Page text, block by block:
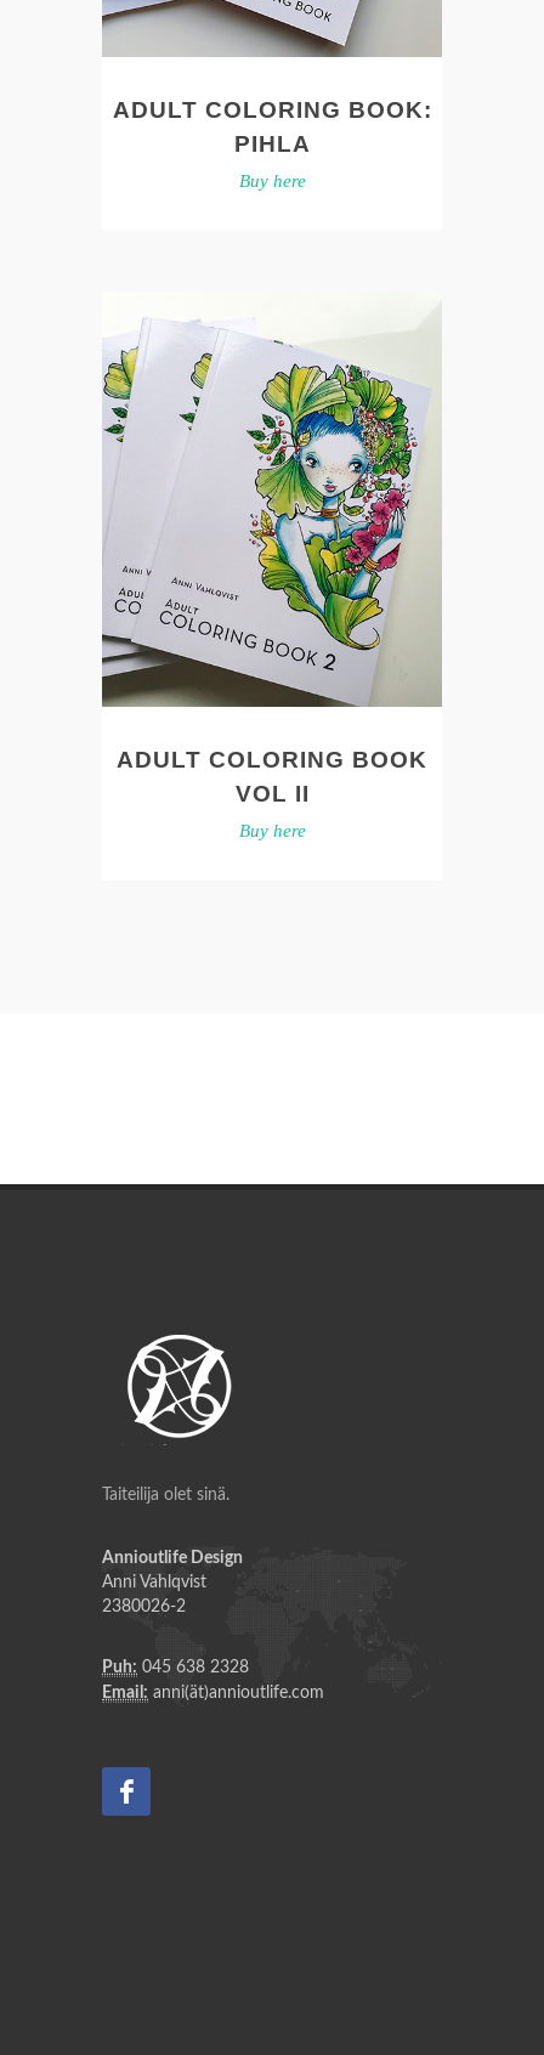
ADULT COLORING BOOK:
PIHLA
Buy here
ADULT COLORING BOOK
VOL II
Buy here
Taiteilija olet sinä.
Annioutlife Design
Anni Vahlqvist
2380026-2
Puh: 045 638 2328
Email: anni(ät)annioutlife.com